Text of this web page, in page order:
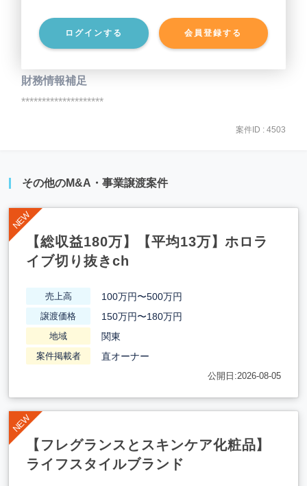
ログインする 会員登録する
事業負債 ********************
財務情報補足
********************
案件ID : 4503
その他のM&A・事業譲渡案件
【総収益180万】【平均13万】ホロラ
イブ切り抜きch
売上高 100万円〜500万円
譲渡価格 150万円〜180万円
地域 関東
案件掲載者 直オーナー
公開日:2026-08-05
【フレグランスとスキンケア化粧品】
ライフスタイルブランド